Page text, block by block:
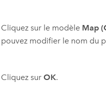
Cliquez sur le modèle Map
pouvez modifier le nom du
Cliquez surOK.